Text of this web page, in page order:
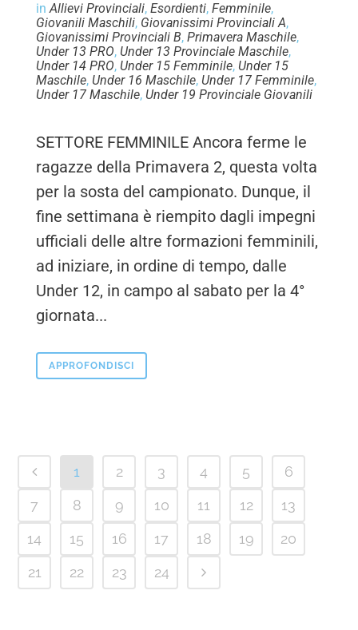
inAllievi Provinciali,Esordienti,Femminile,
Giovanili Maschili, Giovanissimi Provinciali A,
Giovanissimi Provinciali B,Primavera Maschile,
Under 13 PRO, Under 13 Provinciale Maschile,
Under 14 PRO, Under 15 Femminile, Under 15
Maschile, Under 16 Maschile, Under 17 Femminile,
Under 17 Maschile, Under 19 Provinciale Giovanili
SETTORE FEMMINILE Ancora ferme le
ragazze della Primavera 2, questa volta
per la sosta del campionato. Dunque, il
fine settimana è riempito dagli impegni
ufficiali delle altre formazioni femminili,
ad iniziare, in ordine di tempo, dalle
Under 12, in campo al sabato per la 4°
giornata...
APPROFONDISCI
1 2 3 4 5
6
7
8 9 10 11 12
13
14
15 16 17 18 19
20
21
22 23 24